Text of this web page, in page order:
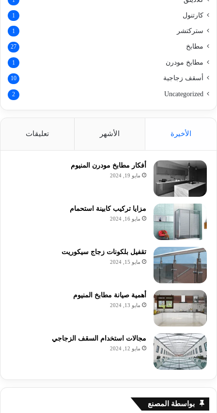
كارتنول 1
ستركتشر 1
مطابخ 27
مطابخ مودرن 1
أسقف زجاجية 10
Uncategorized
2
الأخيرة الأشهر تعليقات
أفكار مطابخ مودرن المنيوم
مايو 19, 2024
مزايا تركيب كابينة استحمام
مايو 16, 2024
تقفيل بلكونات زجاج سيكوريت
مايو 15, 2024
أهمية صيانة مطابخ المنيوم
مايو 13, 2024
مجالات استخدام السقف الزجاجي
مايو 12, 2024
بواسطة المصنع